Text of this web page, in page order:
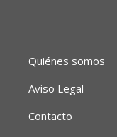
Quiénes somos
Aviso Legal
Contacto